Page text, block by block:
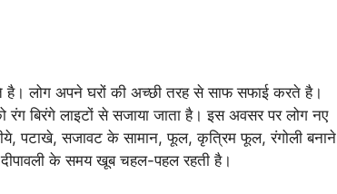
है। लोग अपने घरों की अच्छी तरह से साफ सफाई करते है।
बिरंगे लाइटों से सजाया जाता है। इस अवसर पर लोग नए
पटाखे, सजावट के सामान, फूल, कृत्रिम फूल, रंगोली बनाने
दीपावली के समय खूब चहल-पहल रहती है।